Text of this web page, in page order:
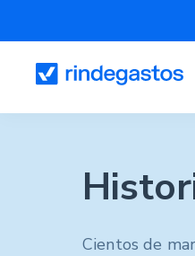
Cientos de